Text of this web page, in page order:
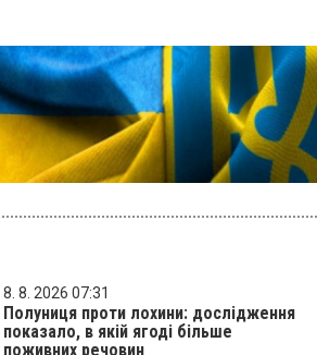
8. 8. 2026 07:31
Полуниця проти лохини: дослідження
показало, в якій ягоді більше
поживних речовин